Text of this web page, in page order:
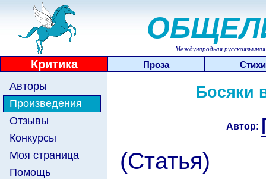
Международная
Критика Проза Стихи
Авторы
Произведения
Отзывы
Конкурсы
Моя страница
Помощь
Босяки
Автор:
(Статья)